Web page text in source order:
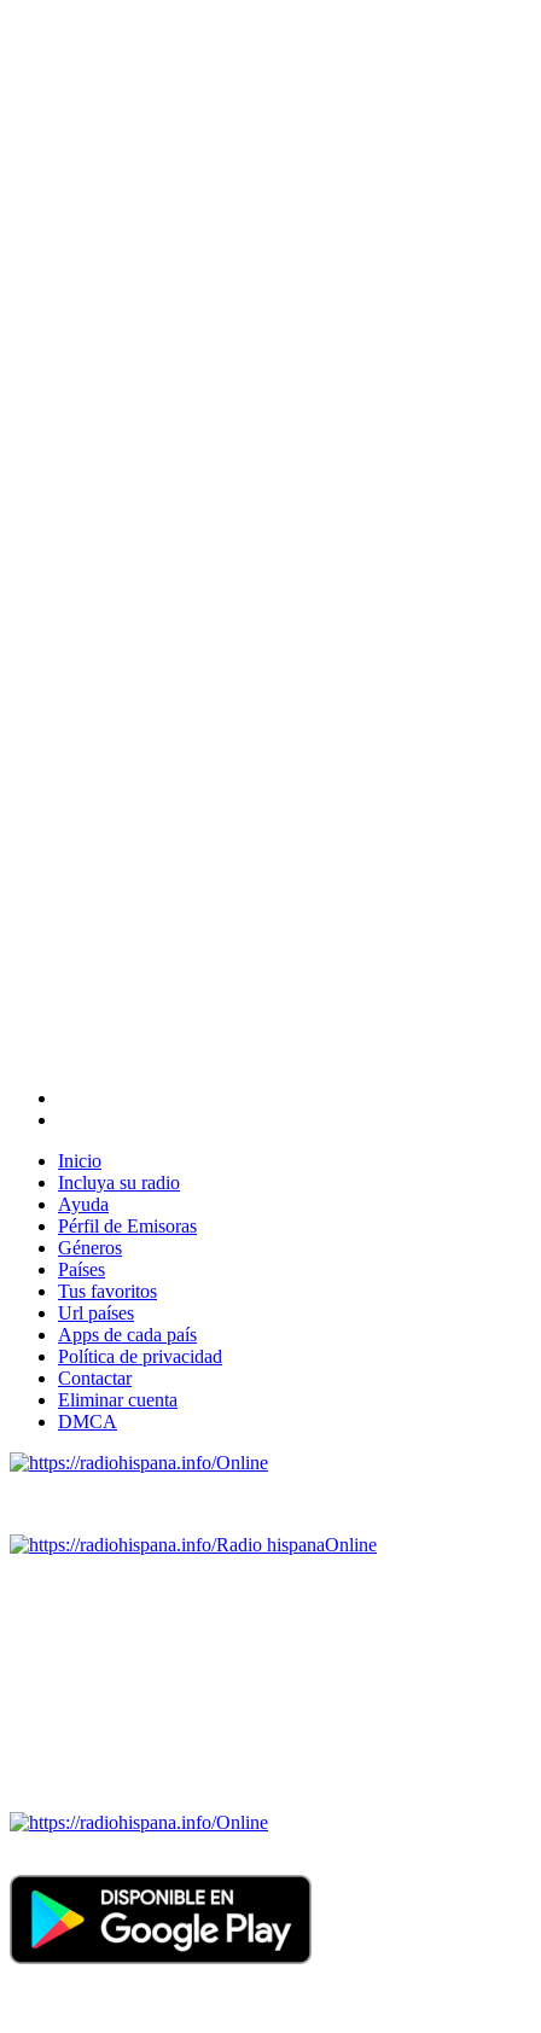
Inicio
Incluya su radio
Ayuda
Pérfil de Emisoras
Géneros
Países
Tus favoritos
Url países
Apps de cada país
Política de privacidad
Contactar
Eliminar cuenta
DMCA
Online
Radio hispanaOnline
Online